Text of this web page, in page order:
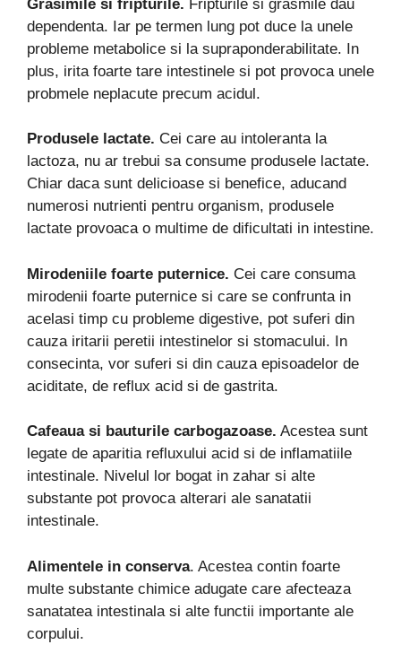
Grasimile si fripturile. Fripturile si grasmile dau
dependenta. Iar pe termen lung pot duce la unele
probleme metabolice si la supraponderabilitate. In
plus, irita foarte tare intestinele si pot provoca unele
probmele neplacute precum acidul.
Produsele lactate. Cei care au intoleranta la
lactoza, nu ar trebui sa consume produsele lactate.
Chiar daca sunt delicioase si benefice, aducand
numerosi nutrienti pentru organism, produsele
lactate provoaca o multime de dificultati in intestine.
Mirodeniile foarte puternice. Cei care consuma
mirodenii foarte puternice si care se confrunta in
acelasi timp cu probleme digestive, pot suferi din
cauza iritarii peretii intestinelor si stomacului. In
consecinta, vor suferi si din cauza episoadelor de
aciditate, de reflux acid si de gastrita.
Cafeaua si bauturile carbogazoase. Acestea sunt
legate de aparitia refluxului acid si de inflamatiile
intestinale. Nivelul lor bogat in zahar si alte
substante pot provoca alterari ale sanatatii
intestinale.
Alimentele in conserva. Acestea contin foarte
multe substante chimice adugate care afecteaza
sanatatea intestinala si alte functii importante ale
corpului.